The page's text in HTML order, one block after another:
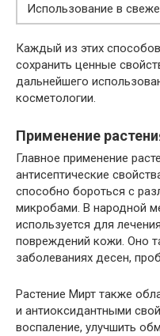
Использование в
Каждый из этих
сохранить ценные
дальнейшего
косметологии.
Применение
Главное применение
антисептические
способно бороться с
микробами. В народной
используется для
повреждений кожи. Оно
заболеваниях десен,
Растение Мирт также
и антиоксидантными
воспаление, улучшить